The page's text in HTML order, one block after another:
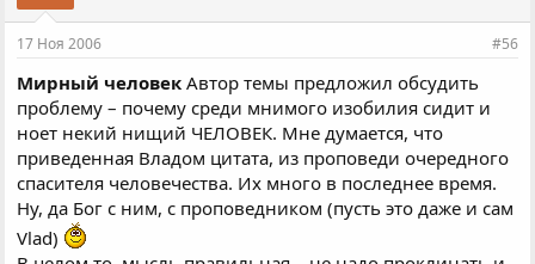
17 Ноя 2006 #56
Мирный человек Автор темы предложил обсудить
проблему – почему среди мнимого изобилия сидит и
ноет некий нищий ЧЕЛОВЕК. Мне думается, что
приведенная Владом цитата, из проповеди очередного
спасителя человечества. Их много в последнее время.
Ну, да Бог с ним, с проповедником (пусть это даже и сам
Vlad)